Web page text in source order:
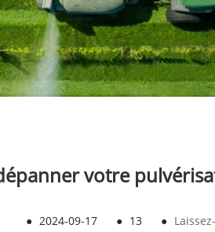
votre
● 2024-09-17 ● 13 ●